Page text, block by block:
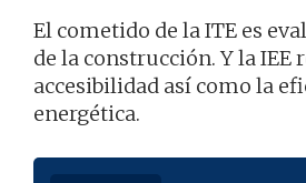
El cometido de la ITE es
de la construcción. Y la IEE
accesibilidad así como la
energética.